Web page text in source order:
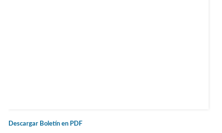
Descargar Boletín en PDF